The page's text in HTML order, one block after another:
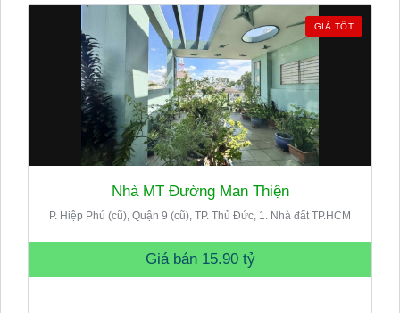
GIÁ TỐT
Nhà MT Đường Man Thiện
P. Hiệp Phú (cũ), Quận 9 (cũ), TP. Thủ Đức, 1. Nhà đất TP.HCM
Giá bán 15.90 tỷ